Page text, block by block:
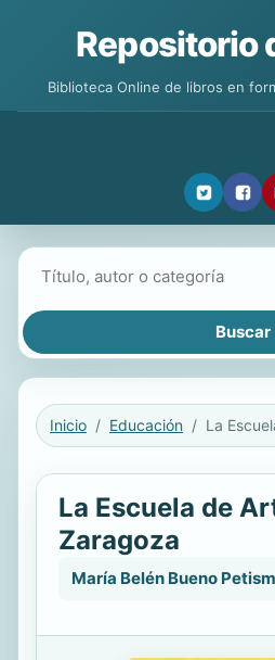
Repositorio
Biblioteca Online de libros en
Inicio Educación La
La Escuela de
Zaragoza
María Belén Bueno